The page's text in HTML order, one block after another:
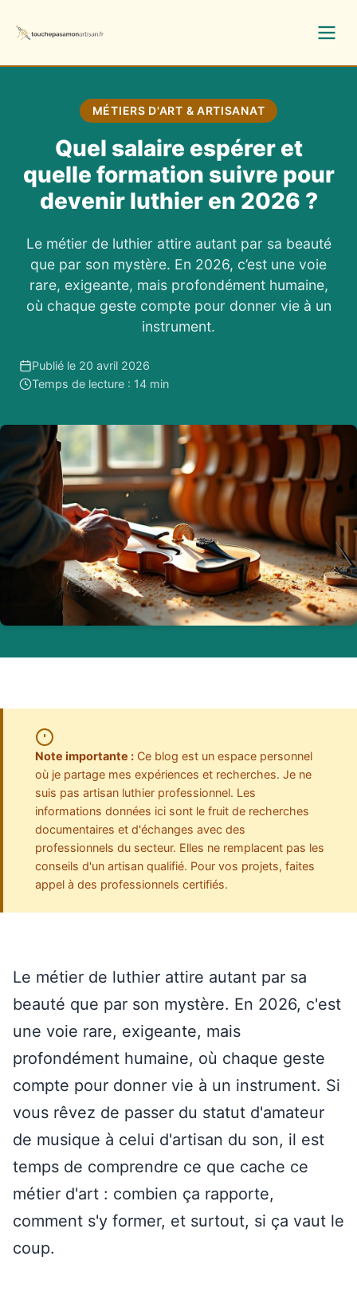
MÉTIERS D'ART & ARTISANAT
Quel salaire espérer et
quelle formation suivre pour
devenir luthier en 2026 ?
Le métier de luthier attire autant par sa beauté
que par son mystère. En 2026, c’est une voie
rare, exigeante, mais profondément humaine,
où chaque geste compte pour donner vie à un
instrument.
Publié le 20 avril 2026
Temps de lecture : 14 min
Note importante : Ce blog est un espace personnel
où je partage mes expériences et recherches. Je ne
suis pas artisan luthier professionnel. Les
informations données ici sont le fruit de recherches
documentaires et d'échanges avec des
professionnels du secteur. Elles ne remplacent pas les
conseils d'un artisan qualifié. Pour vos projets, faites
appel à des professionnels certifiés.
Le métier de luthier attire autant par sa
beauté que par son mystère. En 2026, c'est
une voie rare, exigeante, mais
profondément humaine, où chaque geste
compte pour donner vie à un instrument. Si
vous rêvez de passer du statut d'amateur
de musique à celui d'artisan du son, il est
temps de comprendre ce que cache ce
métier d'art : combien ça rapporte,
comment s'y former, et surtout, si ça vaut le
coup.